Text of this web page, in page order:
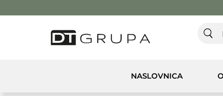
NASLOVNICA